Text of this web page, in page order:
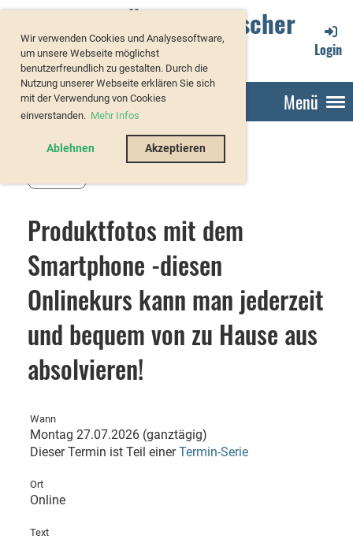
Wir verwenden Cookies und Analysesoftware,
um unsere Webseite möglichst
benutzerfreundlich zu gestalten. Durch die
Nutzung unserer Webseite erklären Sie sich
mit der Verwendung von Cookies
einverstanden. Mehr Infos
Ablehnen Akzeptieren
Verband Österreichischer
Forellenzüchter
Login
Menü
Produktfotos mit dem
Smartphone -diesen
Onlinekurs kann man jederzeit
und bequem von zu Hause aus
absolvieren!
Wann
Montag 27.07.2026 (ganztägig)
Dieser Termin ist Teil einerTermin-Serie
Ort
Online
Text